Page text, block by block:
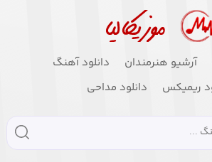
آرشیو هنرمندان
دانلود آهنگ
ریمیکس
دانلود مداحی